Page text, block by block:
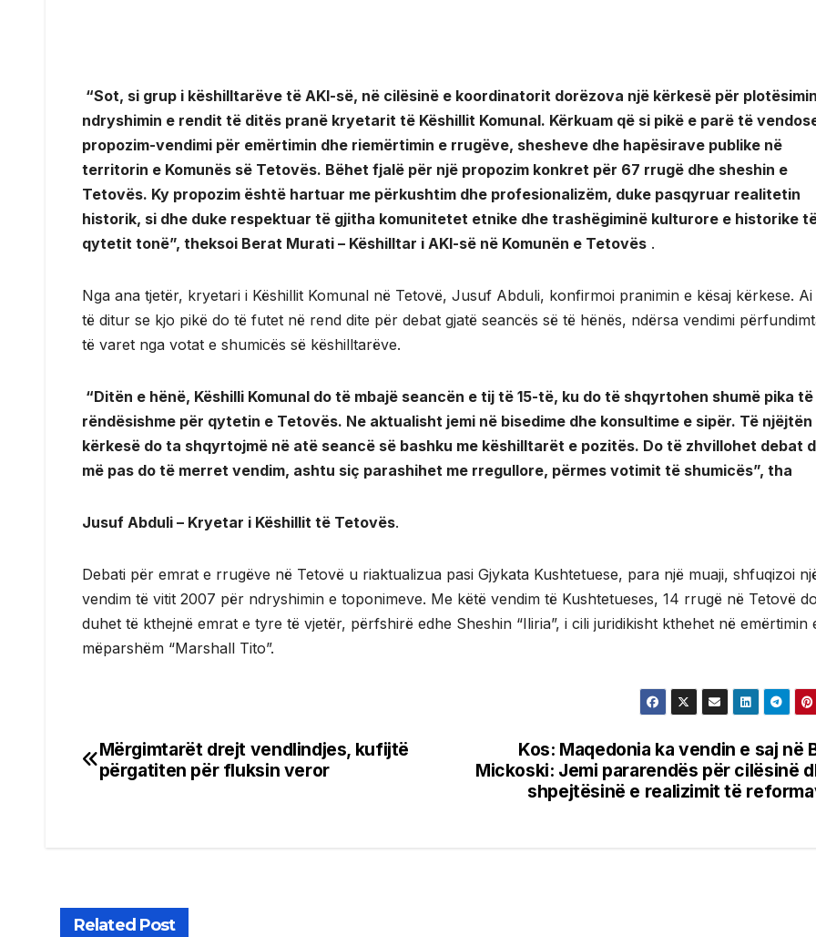
“Sot, si grup i këshilltarëve të AKI-së, në cilësinë e koordinatorit dorëzova një kërkesë për
ndryshimin e rendit të ditës pranë kryetarit të Këshillit Komunal. Kërkuam që si pikë e parë të
propozim-vendimi për emërtimin dhe riemërtimin e rrugëve, shesheve dhe hapësirave publike në
territorin e Komunës së Tetovës. Bëhet fjalë për një propozim konkret për 67 rrugë dhe sheshin e
Tetovës. Ky propozim është hartuar me përkushtim dhe profesionalizëm, duke pasqyruar realitetin
historik, si dhe duke respektuar të gjitha komunitetet etnike dhe trashëgiminë kulturore e historike
qytetit tonë”, theksoi Berat Murati – Këshilltar i AKI-së në Komunën e Tetovës .
Nga ana tjetër, kryetari i Këshillit Komunal në Tetovë, Jusuf Abduli, konfirmoi pranimin e kësaj kërkese.
të ditur se kjo pikë do të futet në rend dite për debat gjatë seancës së të hënës, ndërsa vendimi
të varet nga votat e shumicës së këshilltarëve.
“Ditën e hënë, Këshilli Komunal do të mbajë seancën e tij të 15-të, ku do të shqyrtohen shumë pika të
rëndësishme për qytetin e Tetovës. Ne aktualisht jemi në bisedime dhe konsultime e sipër. Të njëjtën
kërkesë do ta shqyrtojmë në atë seancë së bashku me këshilltarët e pozitës. Do të zhvillohet debat
më pas do të merret vendim, ashtu siç parashihet me rregullore, përmes votimit të shumicës”, tha
Jusuf Abduli – Kryetar i Këshillit të Tetovës.
Debati për emrat e rrugëve në Tetovë u riaktualizua pasi Gjykata Kushtetuese, para një muaji, shfuqizoi
vendim të vitit 2007 për ndryshimin e toponimeve. Me këtë vendim të Kushtetueses, 14 rrugë në Tetovë
duhet të kthejnë emrat e tyre të vjetër, përfshirë edhe Sheshin “Iliria”, i cili juridikisht kthehet në emërtimin
mëparshëm “Marshall Tito”.
Post
Kos: Maqedonia ka vendin e saj në
Mickoski: Jemi pararendës për cilësinë
shpejtësinë e realizimit të
Mërgimtarët drejt vendlindjes, kufijtë
përgatiten për fluksin veror
Related Post